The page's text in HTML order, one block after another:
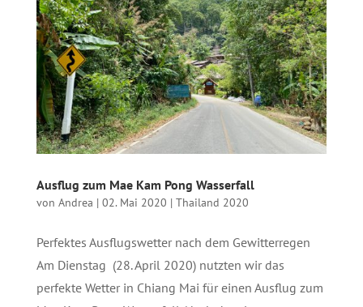
Ausflug zum Mae Kam Pong Wasserfall
von Andrea | 02. Mai 2020 | Thailand 2020
Perfektes Ausflugswetter nach dem Gewitterregen
Am Dienstag (28. April 2020) nutzten wir das
perfekte Wetter in Chiang Mai für einen Ausflug zum